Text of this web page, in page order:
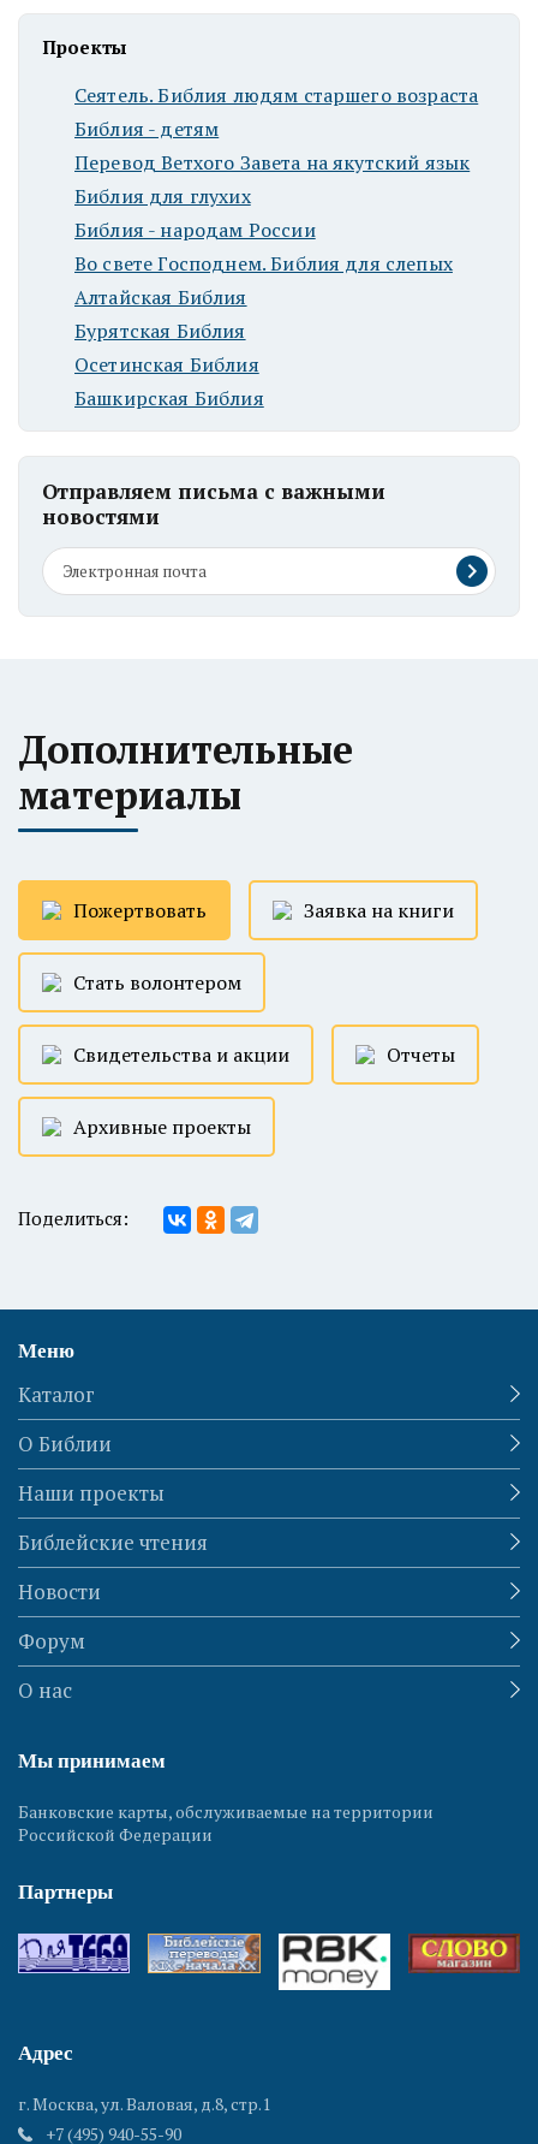
Проекты
Сеятель. Библия людям старшего возраста
Библия - детям
Перевод Ветхого Завета на якутский язык
Библия для глухих
Библия - народам России
Во свете Господнем. Библия для слепых
Алтайская Библия
Бурятская Библия
Осетинская Библия
Башкирская Библия
Отправляем письма с важными
новостями
Дополнительные
материалы
Пожертвовать Заявка на книги
Стать волонтером
Свидетельства и акции Отчеты
Архивные проекты
Поделиться:
Меню
Каталог
О Библии
Наши проекты
Библейские чтения
Новости
Форум
О нас
Мы принимаем
Банковские карты, обслуживаемые на территории
Российской Федерации
Партнеры
Адрес
г. Москва, ул. Валовая, д.8, стр.1
+7 (495) 940-55-90